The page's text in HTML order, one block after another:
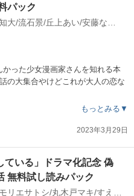
パック
った少女漫画家さんを知れる本
の大集合やけどこれが大人の恋な
もっとみる▼
2023年3月29日
ている」ドラマ化記念 偽
無料試し読みパック